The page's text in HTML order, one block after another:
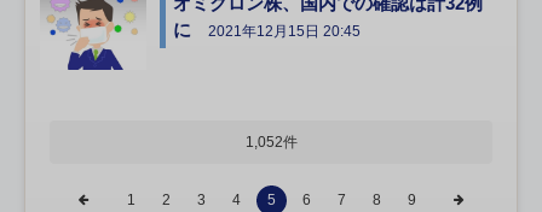
に
2021年12月15日 20:45
1,052件
1 2 3 4 5 6 7 8 9